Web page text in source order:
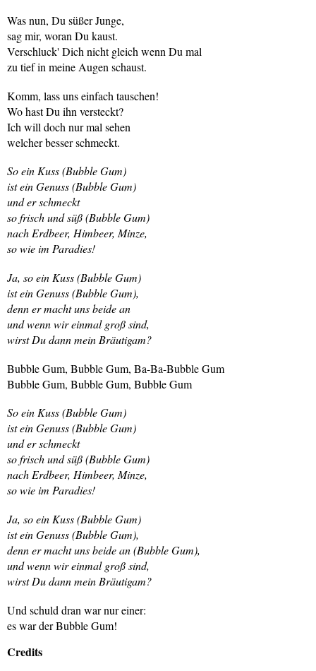
Was nun, Du süßer Junge,
sag mir, woran Du kaust.
Verschluck' Dich nicht gleich wenn Du mal
zu tief in meine Augen schaust.
Komm, lass uns einfach tauschen!
Wo hast Du ihn versteckt?
Ich will doch nur mal sehen
welcher besser schmeckt.
So ein Kuss (Bubble Gum)
ist ein Genuss (Bubble Gum)
und er schmeckt
so frisch und süß (Bubble Gum)
nach Erdbeer, Himbeer, Minze,
so wie im Paradies!
Ja, so ein Kuss (Bubble Gum)
ist ein Genuss (Bubble Gum),
denn er macht uns beide an
und wenn wir einmal groß sind,
wirst Du dann mein Bräutigam?
Bubble Gum, Bubble Gum, Ba-Ba-Bubble Gum
Bubble Gum, Bubble Gum, Bubble Gum
So ein Kuss (Bubble Gum)
ist ein Genuss (Bubble Gum)
und er schmeckt
so frisch und süß (Bubble Gum)
nach Erdbeer, Himbeer, Minze,
so wie im Paradies!
Ja, so ein Kuss (Bubble Gum)
ist ein Genuss (Bubble Gum),
denn er macht uns beide an (Bubble Gum),
und wenn wir einmal groß sind,
wirst Du dann mein Bräutigam?
Und schuld dran war nur einer:
es war der Bubble Gum!
Credits